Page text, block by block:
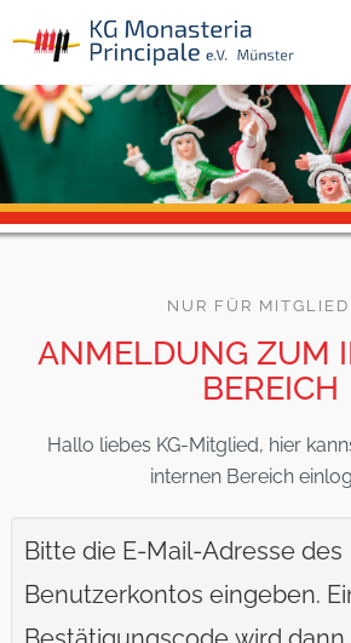
NUR FÜR
ANMELDUNG ZUM
BEREICH
Hallo liebes KG-Mitglied, hier
internen Bereich
Bitte die E-Mail-Adresse des
Benutzerkontos eingeben.